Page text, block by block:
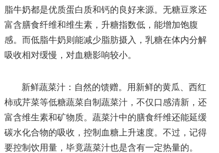
脂牛奶都是优质蛋白质和钙的良好来源。无糖豆浆还
富含膳食纤维和维生素，升糖指数低，能增加饱腹
感。而低脂牛奶则能减少脂肪摄入，乳糖在体内分解
吸收相对缓慢，对血糖影响较小。
新鲜蔬菜汁：自然的馈赠。用新鲜的黄瓜、西红
柿或芹菜等低糖蔬菜自制蔬菜汁，不仅口感清新，还
富含维生素和矿物质。蔬菜汁中的膳食纤维还能延缓
碳水化合物的吸收，控制血糖上升速度。不过，记得
要控制饮用量，毕竟蔬菜汁也是含有一定热量的。